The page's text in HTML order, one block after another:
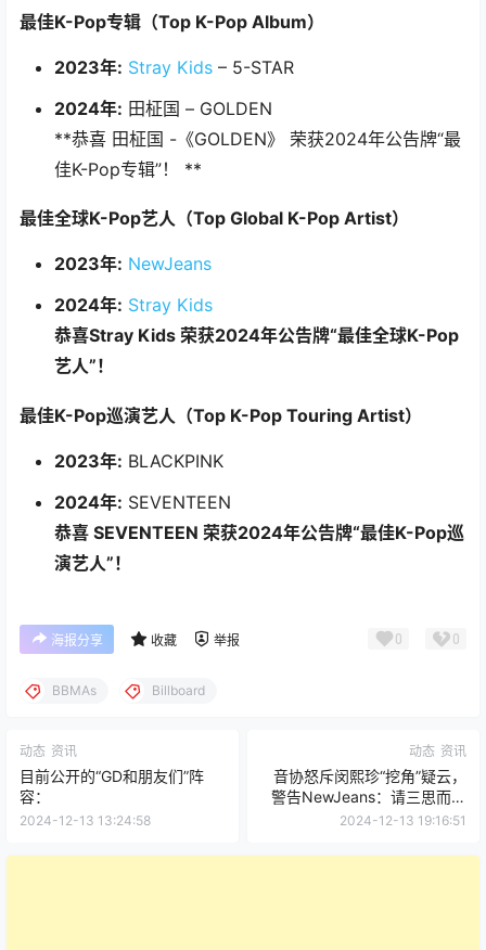
最佳K-Pop专辑（Top K-Pop Album）
2023年: Stray Kids – 5-STAR
2024年: 田柾国 – GOLDEN
**恭喜 田柾国 -《GOLDEN》 荣获2024年公告牌“最
佳K-Pop专辑”！ **
最佳全球K-Pop艺人（Top Global K-Pop Artist）
2023年: NewJeans
2024年: Stray Kids
恭喜Stray Kids 荣获2024年公告牌“最佳全球K-Pop
艺人”！
最佳K-Pop巡演艺人（Top K-Pop Touring Artist）
2023年: BLACKPINK
2024年: SEVENTEEN
恭喜 SEVENTEEN 荣获2024年公告牌“最佳K-Pop巡
演艺人”！
海报分享 收藏 举报 0 0
BBMAs Billboard
动态 资讯
目前公开的“GD和朋友们”阵
容：
2024-12-13 13:24:58
动态 资讯
音协怒斥闵熙珍“挖角”疑云，
警告NewJeans：请三思而后
行！
2024-12-13 19:16:51